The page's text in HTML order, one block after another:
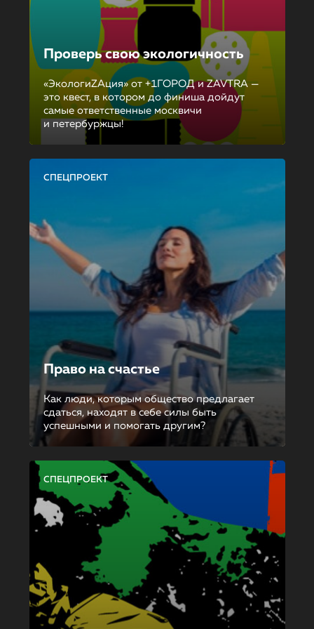
Проверь свою экологичность
«ЭкологиZAция» от +1ГОРОД и ZAVTRA —
это квест, в котором до финиша дойдут
самые ответственные москвичи
и петербуржцы!
СПЕЦПРОЕКТ
Право на счастье
Как люди, которым общество предлагает
сдаться, находят в себе силы быть
успешными и помогать другим?
СПЕЦПРОЕКТ